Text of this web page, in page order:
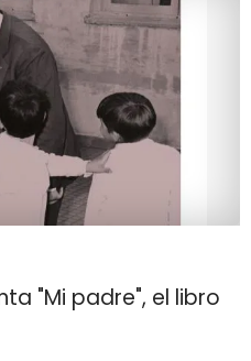
"Mi padre", el libro